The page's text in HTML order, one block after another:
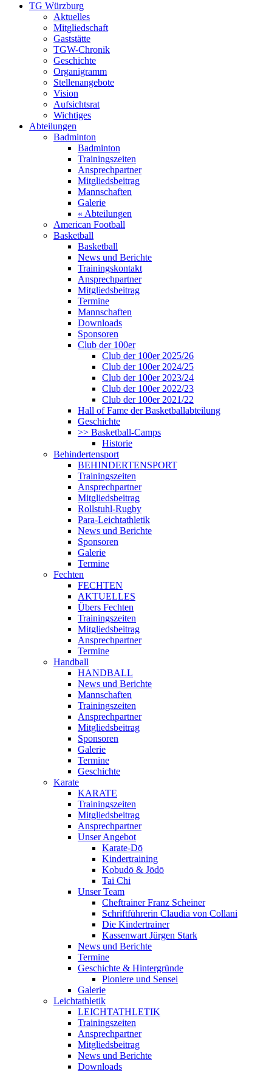
TG Würzburg
Aktuelles
Mitgliedschaft
Gaststätte
TGW-Chronik
Geschichte
Organigramm
Stellenangebote
Vision
Aufsichtsrat
Wichtiges
Abteilungen
Badminton
Badminton
Trainingszeiten
Ansprechpartner
Mitgliedsbeitrag
Mannschaften
Galerie
« Abteilungen
American Football
Basketball
Basketball
News und Berichte
Trainingskontakt
Ansprechpartner
Mitgliedsbeitrag
Termine
Mannschaften
Downloads
Sponsoren
Club der 100er
Club der 100er 2025/26
Club der 100er 2024/25
Club der 100er 2023/24
Club der 100er 2022/23
Club der 100er 2021/22
Hall of Fame der Basketballabteilung
Geschichte
>> Basketball-Camps
Historie
Behindertensport
BEHINDERTENSPORT
Trainingszeiten
Ansprechpartner
Mitgliedsbeitrag
Rollstuhl-Rugby
Para-Leichtathletik
News und Berichte
Sponsoren
Galerie
Termine
Fechten
FECHTEN
AKTUELLES
Übers Fechten
Trainingszeiten
Mitgliedsbeitrag
Ansprechpartner
Termine
Handball
HANDBALL
News und Berichte
Mannschaften
Trainingszeiten
Ansprechpartner
Mitgliedsbeitrag
Sponsoren
Galerie
Termine
Geschichte
Karate
KARATE
Trainingszeiten
Mitgliedsbeitrag
Ansprechpartner
Unser Angebot
Karate-Dō
Kindertraining
Kobudō & Jōdō
Tai Chi
Unser Team
Cheftrainer Franz Scheiner
Schriftführerin Claudia von Collani
Die Kindertrainer
Kassenwart Jürgen Stark
News und Berichte
Termine
Geschichte & Hintergründe
Pioniere und Sensei
Galerie
Leichtathletik
LEICHTATHLETIK
Trainingszeiten
Ansprechpartner
Mitgliedsbeitrag
News und Berichte
Downloads